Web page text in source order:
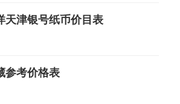
品预告
天津银号纸币价目表
参考价格表